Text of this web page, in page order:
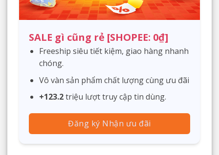
SALE gì cũng rẻ [SHOPEE: 0₫]
Freeship siêu tiết kiệm, giao hàng nhanh
chóng.
Vô vàn sản phẩm chất lượng cùng ưu đãi
+123.2triệu lượt truy cập tin dùng.
Đăng ký Nhận ưu đãi